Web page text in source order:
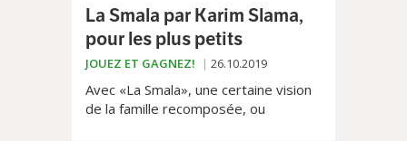
La Smala par Karim Slama,
pour les plus petits
JOUEZ ET GAGNEZ! 26.10.2019
Avec «La Smala», une certaine vision
de la famille recomposée, ou